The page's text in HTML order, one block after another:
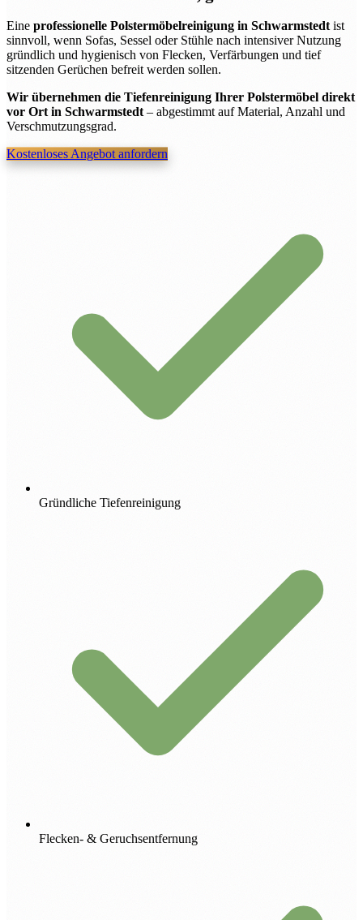
Eine professionelle Polstermöbelreinigung in Schwarmstedt ist
sinnvoll, wenn Sofas, Sessel oder Stühle nach intensiver Nutzung
gründlich und hygienisch von Flecken, Verfärbungen und tief
sitzenden Gerüchen befreit werden sollen.
Wir übernehmen die Tiefenreinigung Ihrer Polstermöbel direkt
vor Ort in Schwarmstedt– abgestimmt auf Material, Anzahl und
Verschmutzungsgrad.
Kostenloses Angebot anfordern
Gründliche Tiefenreinigung
Flecken- & Geruchsentfernung